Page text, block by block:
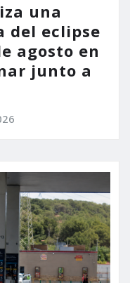
una
del eclipse
agosto en
junto a